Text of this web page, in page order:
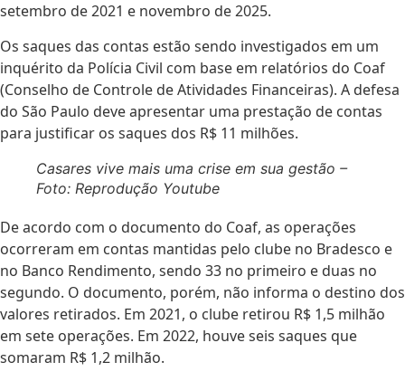
setembro de 2021 e novembro de 2025.
Os saques das contas estão sendo investigados em um
inquérito da Polícia Civil com base em relatórios do Coaf
(Conselho de Controle de Atividades Financeiras). A defesa
do São Paulo deve apresentar uma prestação de contas
para justificar os saques dos R$ 11 milhões.
Casares vive mais uma crise em sua gestão –
Foto: Reprodução Youtube
De acordo com o documento do Coaf, as operações
ocorreram em contas mantidas pelo clube no Bradesco e
no Banco Rendimento, sendo 33 no primeiro e duas no
segundo. O documento, porém, não informa o destino dos
valores retirados. Em 2021, o clube retirou R$ 1,5 milhão
em sete operações. Em 2022, houve seis saques que
somaram R$ 1,2 milhão.